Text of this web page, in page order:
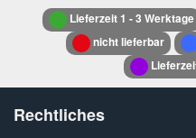
Lieferzeit 1 - 3 Werktage
nicht lieferbar
Rechtliches